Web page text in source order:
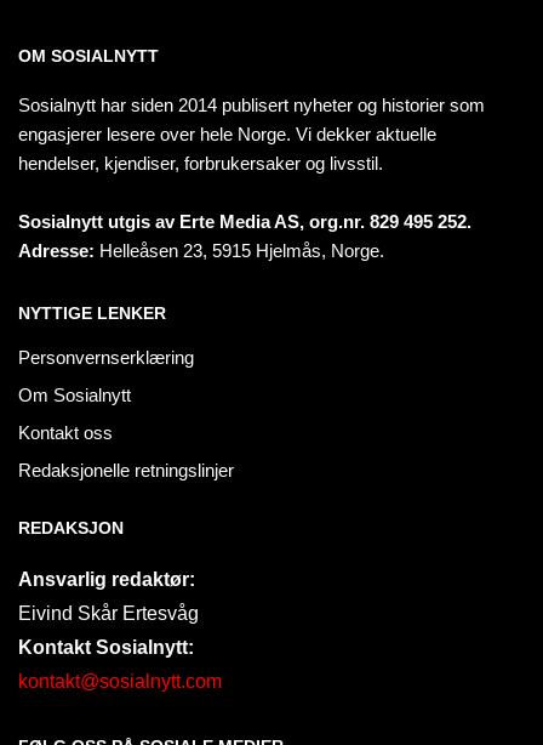
OM SOSIALNYTT
Sosialnytt har siden 2014 publisert nyheter og historier som
engasjerer lesere over hele Norge. Vi dekker aktuelle
hendelser, kjendiser, forbrukersaker og livsstil.
Sosialnytt utgis av Erte Media AS, org.nr. 829 495 252.
Adresse: Helleåsen 23, 5915 Hjelmås, Norge.
NYTTIGE LENKER
Personvernserklæring
Om Sosialnytt
Kontakt oss
Redaksjonelle retningslinjer
REDAKSJON
Ansvarlig redaktør:
Eivind Skår Ertesvåg
Kontakt Sosialnytt:
kontakt@sosialnytt.com